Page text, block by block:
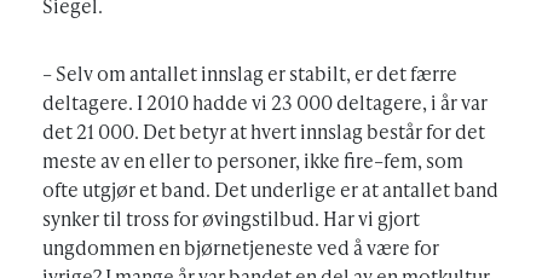
Siegel.
– Selv om antallet innslag er stabilt, er det færre
deltagere. I 2010 hadde vi 23 000 deltagere, i år var
det 21 000. Det betyr at hvert innslag består for det
meste av en eller to personer, ikke fire–fem, som
ofte utgjør et band. Det underlige er at antallet band
synker til tross for øvingstilbud. Har vi gjort
ungdommen en bjørnetjeneste ved å være for